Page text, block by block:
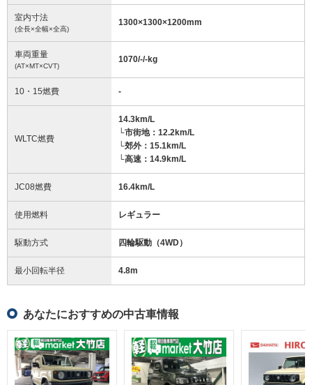
室内寸法
(全長×全幅×全高)
1300×1300×1200mm
車両重量
(AT×MT×CVT)
1070/-/-kg
10・15燃費 -
WLTC燃費
14.3km/L
└市街地：12.2km/L
└郊外：15.1km/L
└高速：14.9km/L
JC08燃費 16.4km/L
使用燃料 レギュラー
駆動方式 四輪駆動（4WD）
最小回転半径 4.8m
あなたにおすすめの中古車情報